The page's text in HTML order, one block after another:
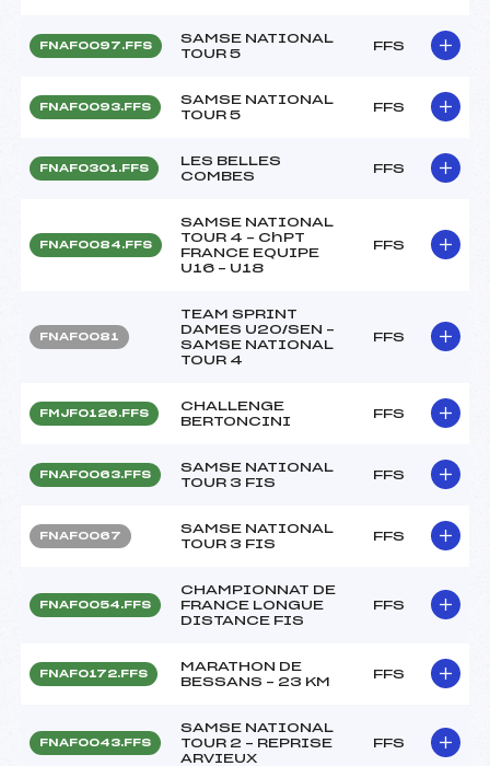
FNAF0097.FFS
SAMSE NATIONAL
TOUR 5
FFS
FNAF0093.FFS
SAMSE NATIONAL
TOUR 5
FFS
FNAF0301.FFS
LES BELLES
COMBES
FFS
FNAF0084.FFS
SAMSE NATIONAL
TOUR 4 – ChPT
FRANCE EQUIPE
U16 – U18
FFS
FNAF0081
TEAM SPRINT
DAMES U20/SEN –
SAMSE NATIONAL
TOUR 4
FFS
FMJF0126.FFS
CHALLENGE
BERTONCINI
FFS
FNAF0063.FFS
SAMSE NATIONAL
TOUR 3 FIS
FFS
FNAF0067
SAMSE NATIONAL
TOUR 3 FIS
FFS
FNAF0054.FFS
CHAMPIONNAT DE
FRANCE LONGUE
DISTANCE FIS
FFS
FNAF0172.FFS
MARATHON DE
BESSANS – 23 KM
FFS
FNAF0043.FFS
SAMSE NATIONAL
TOUR 2 – REPRISE
ARVIEUX
FFS